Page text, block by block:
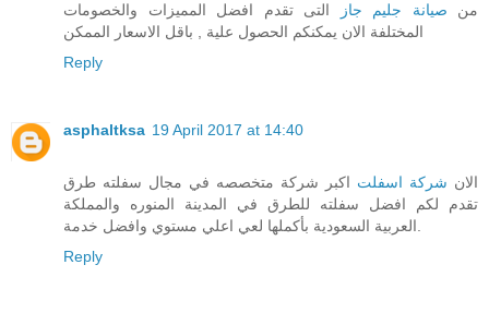
من صيانة جليم جاز التى تقدم افضل المميزات والخصومات
المختلفة الان يمكنكم الحصول علية , باقل الاسعار الممكن
Reply
asphaltksa 19 April 2017 at 14:40
الان شركة اسفلت اكبر شركة متخصصه في مجال سفلته طرق
تقدم لكم افضل سفلته للطرق في المدينة المنوره والمملكة
العربية السعودية بأكملها لعي اعلي مستوي وافضل خدمة.
Reply